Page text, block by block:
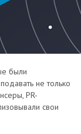
были
не только
PR-
свои